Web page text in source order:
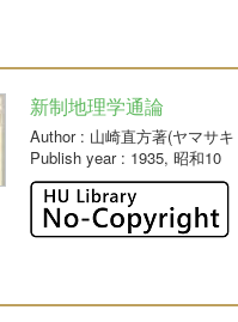
新制地理学通論
Author: 山崎直方著(ヤマサ
Publish year: 1935, 昭和10